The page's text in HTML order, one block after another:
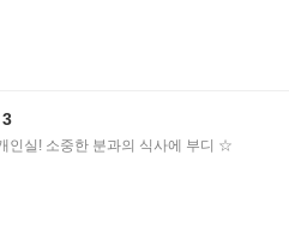
3
인실! 소중한 분과의 식사에 부디 ☆